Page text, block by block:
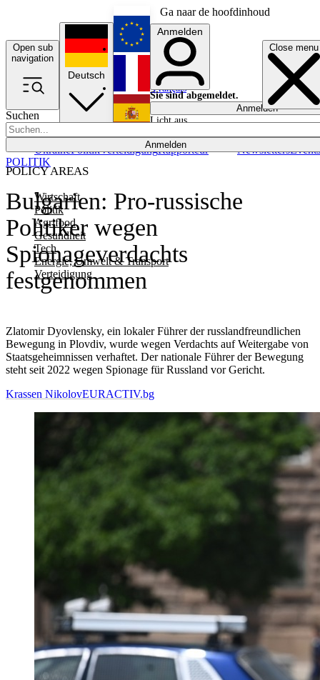
Ga naar de hoofdinhoud
Open sub
navigation
Close menu
Suchen
Anmelden
POLICY AREAS
Wirtschaft
Politik
Agrifood
Gesundheit
Tech
Energie, Umwelt & Transport
Verteidigung
UkrainePolitikVerteidigungRapporteur NewslettersEvents
Deutsch
English
Français
Anmelden
Sie sind abgemeldet.
Anmelden
Licht aus
Bulgarien: Pro-russische
Politiker wegen
Spionageverdachts
festgenommen
Zlatomir Dyovlensky, ein lokaler Führer der russlandfreundlichen
Bewegung in Plovdiv, wurde wegen Verdachts auf Weitergabe von
Staatsgeheimnissen verhaftet. Der nationale Führer der Bewegung
steht seit 2022 wegen Spionage für Russland vor Gericht.
POLITIK
Krassen NikolovEURACTIV.bg